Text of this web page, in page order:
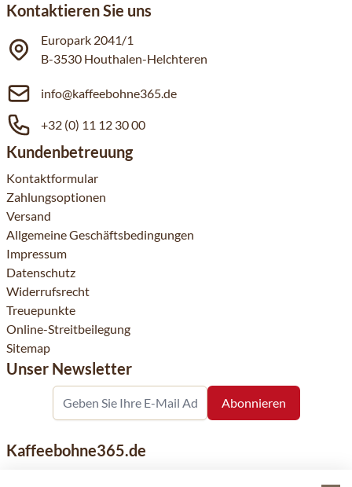
Kontaktieren Sie uns
Europark 2041/1
B-3530 Houthalen-Helchteren
info@kaffeebohne365.de
+32 (0) 11 12 30 00
Kundenbetreuung
Kontaktformular
Zahlungsoptionen
Versand
Allgemeine Geschäftsbedingungen
Impressum
Datenschutz
Widerrufsrecht
Treuepunkte
Online-Streitbeilegung
Sitemap
Unser Newsletter
Kaffeebohne365.de